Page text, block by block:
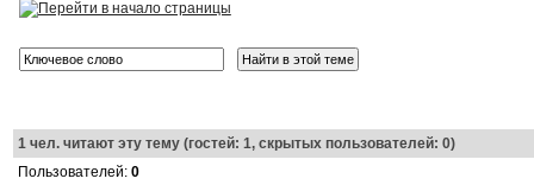
1чел. читают эту тему (гостей: 1, скрытых пользователей: 0)
Пользователей: 0